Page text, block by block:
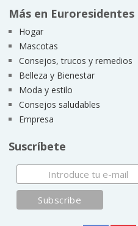
Más en Euroresidentes
Hogar
Mascotas
Consejos, trucos y remedios
Belleza y Bienestar
Moda y estilo
Consejos saludables
Empresa
Suscríbete